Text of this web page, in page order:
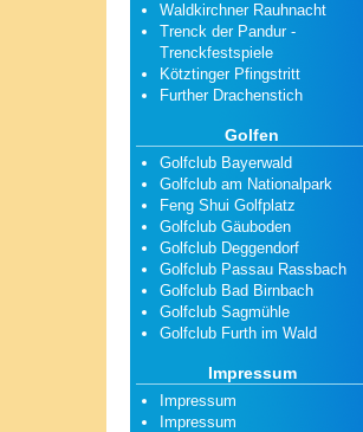
Waldkirchner Rauhnacht
Trenck der Pandur -
Trenckfestspiele
Kötztinger Pfingstritt
Further Drachenstich
Golfen
Golfclub Bayerwald
Golfclub am Nationalpark
Feng Shui Golfplatz
Golfclub Gäuboden
Golfclub Deggendorf
Golfclub Passau Rassbach
Golfclub Bad Birnbach
Golfclub Sagmühle
Golfclub Furth im Wald
Impressum
Impressum
Impressum